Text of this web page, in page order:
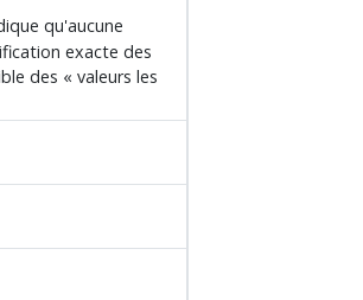
qu'aucune
exacte des
des «valeurs les